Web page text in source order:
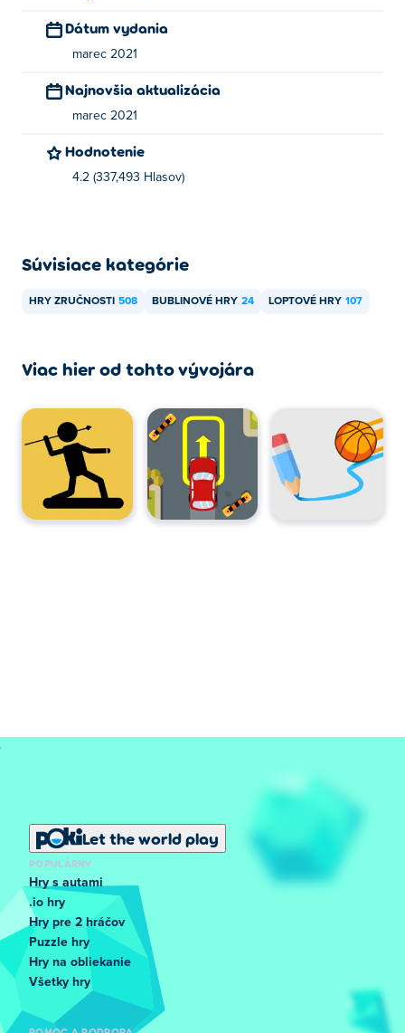
Dátum vydania
marec 2021
Najnovšia aktualizácia
marec 2021
Hodnotenie
4.2 (337,493 Hlasov)
Súvisiace kategórie
HRY ZRUČNOSTI 508 BUBLINOVÉ HRY 24 LOPTOVÉ HRY 107
Viac hier od tohto vývojára
Let the world play
POPULÁRNY
Hry s autami
.io hry
Hry pre 2 hráčov
Puzzle hry
Hry na obliekanie
Všetky hry